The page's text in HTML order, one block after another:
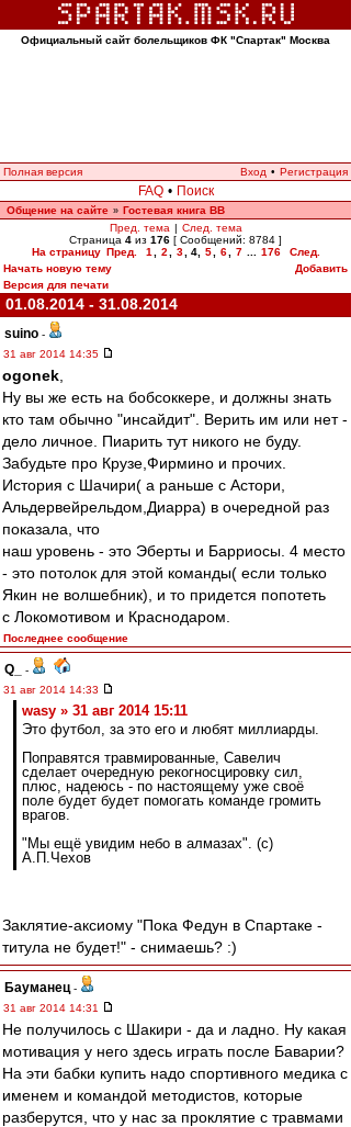
Официальный сайт болельщиков ФК "Спартак" Москва
Полная версия Вход • Регистрация
FAQ • Поиск
Общение на сайте » Гостевая книга ВВ
Пред. тема | След. тема
Страница 4 из 176 [ Сообщений: 8784 ]
На страницу Пред. 1 2 3 4, 5 6 7 176
След.
Начать новую тему
Добавить
Версия для печати
01.08.2014 - 31.08.2014
suino -
31 авг 2014 14:35
ogonek
Ну вы же есть на бобсоккере, и должны знать
кто там обычно "инсайдит". Верить им или нет -
дело личное. Пиарить тут никого не буду.
Забудьте про Крузе,Фирмино и прочих.
История с Шачири( а раньше с Астори,
Альдервейрельдом,Диарра) в очередной раз
показала, что
наш уровень - это Эберты и Барриосы. 4 место
- это потолок для этой команды( если только
Якин не волшебник), и то придется попотеть
с Локомотивом и Краснодаром.
Последнее сообщение
Q_
-
31 авг 2014 14:33
wasy » 31 авг 2014 15:11
Это футбол, за это его и любят миллиарды.
Поправятся травмированные, Савелич
сделает очередную рекогносцировку сил,
плюс, надеюсь - по настоящему уже своё
поле будет будет помогать команде громить
врагов.
"Мы ещё увидим небо в алмазах". (с)
А.П.Чехов
Заклятие-аксиому "Пока Федун в Спартаке -
титула не будет!" - снимаешь? :)
Бауманец -
31 авг 2014 14:31
Не получилось с Шакири - да и ладно. Ну какая
мотивация у него здесь играть после Баварии?
На эти бабки купить надо спортивного медика с
именем и командой методистов, которые
разберутся, что у нас за проклятие с травмами